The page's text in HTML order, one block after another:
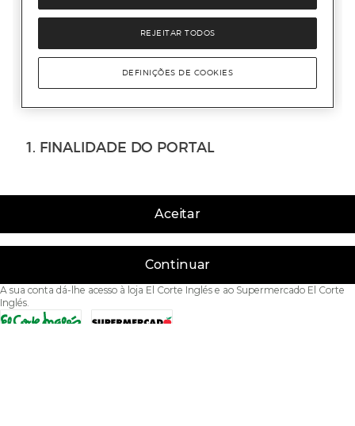
Aceitar
Continuar
A sua conta dá-lhe acesso à loja El Corte Inglés e ao Supermercado El Corte
Inglés.